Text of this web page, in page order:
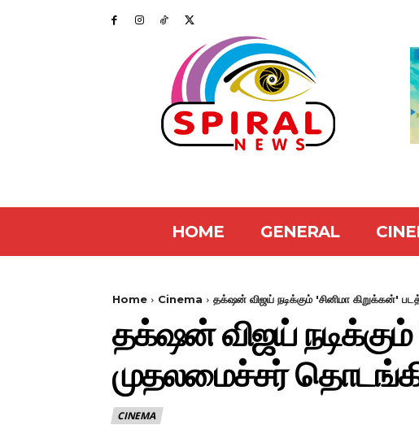
HOME GENERAL
Home Cinema தக்‌ஷன் விஜய் நடிக்கும் 'சினிமா கிறுக்கன்'
தக்‌ஷன் விஜய் நடிக்கும்
முதலமைச்சர்
CINEMA